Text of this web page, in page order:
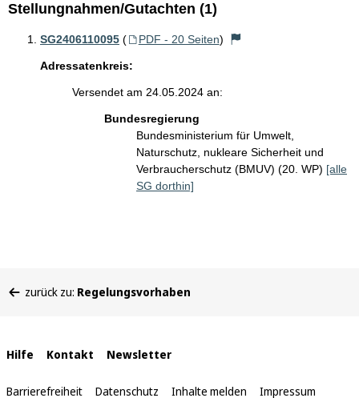
Stellungnahmen/Gutachten (1)
SG2406110095 ( PDF - 20 Seiten)
Adressatenkreis:
Versendet am 24.05.2024 an:
Bundesregierung
Bundesministerium für Umwelt,
Naturschutz, nukleare Sicherheit und
Verbraucherschutz (BMUV) (20. WP) [alle
SG dorthin]
befinden
zurück zu: Regelungsvorhaben
Interne
Links
Hilfe Kontakt Newsletter
Barrierefreiheit Datenschutz Inhalte melden Impressum